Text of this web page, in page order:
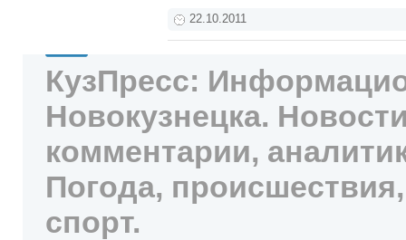
22.10.2011
КузПресс:
Новокузнецка.
комментарии,
Погода,
спорт.